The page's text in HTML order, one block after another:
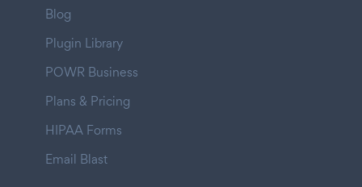
Blog
Plugin Library
POWR Business
Plans & Pricing
HIPAA Forms
Email Blast